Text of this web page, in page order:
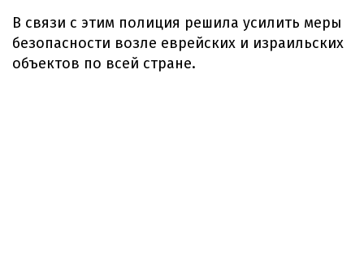
В связи с этим полиция решила усилить меры
безопасности возле еврейских и израильских
объектов по всей стране.